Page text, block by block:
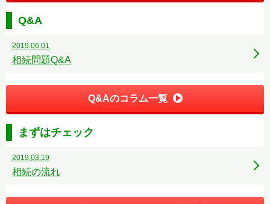
Q&A
2019.06.01
相続問題Q&A
Q&Aのコラム一覧
まずはチェック
2019.03.19
相続の流れ